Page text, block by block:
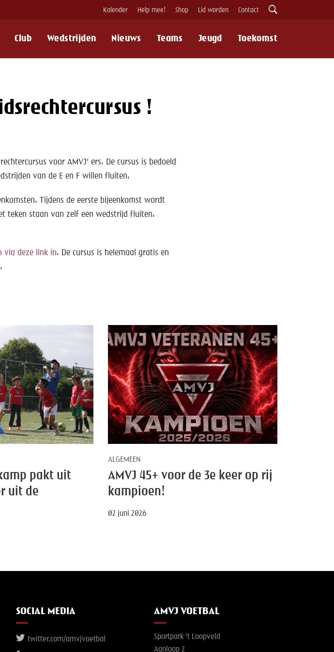
Kalender Help mee! Shop Lid worden Contact
Club Wedstrijden Nieuws Teams Jeugd Toekomst
!
voor AMVJ’ ers. De cursus is bedoeld
van de E en F willen fluiten.
Tijdens de eerste bijeenkomst wordt
teken staan van zelf een wedstrijd fluiten.
via deze link in. De cursus is helemaal gratis en
pakt uit
uit de
ALGEMEEN
AMVJ 45+ voor de 3e keer op rij
kampioen!
02 juni 2026
SOCIAL MEDIA
twitter.com/amvjvoetbal
AMVJ VOETBAL
Sportpark 't Loopveld
Aanloop 2